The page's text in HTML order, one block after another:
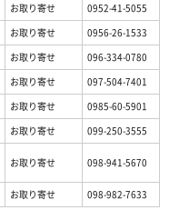
お取り寄せ
0952-41-5055
お取り寄せ
0956-26-1533
お取り寄せ
096-334-0780
お取り寄せ
097-504-7401
お取り寄せ
0985-60-5901
お取り寄せ 099-250-3555
お取り寄せ 098-941-5670
お取り寄せ 098-982-7633